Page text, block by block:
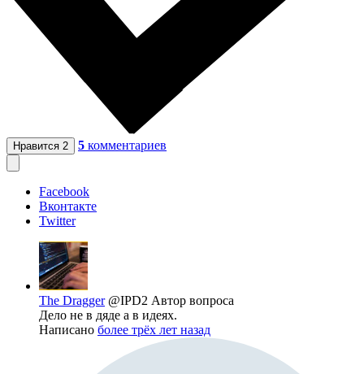
Нравится 2 5 комментариев
Facebook
Вконтакте
Twitter
The Dragger @IPD2 Автор вопроса
Дело не в дяде а в идеях.
Написано более трёх лет назад